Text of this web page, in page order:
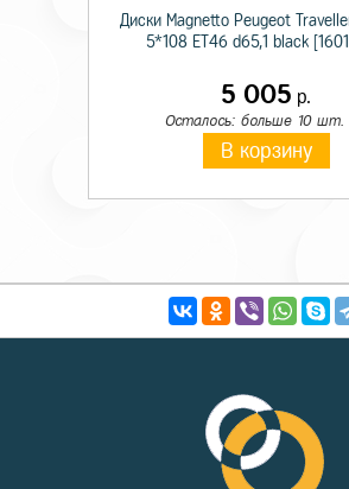
Диски Magnetto Peugeot
5*108 ET46 d65,1 black
5 005 р.
Осталось: больше 10 шт.
В корзину